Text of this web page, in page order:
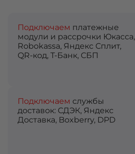
Подключаем платежные
модули и рассрочки Юкасса,
Robokassa, Яндекс Сплит,
QR-код, Т-Банк, СБП
Подключаем службы
доставок: СДЭК, Яндекс
Доставка, Boxberry, DPD